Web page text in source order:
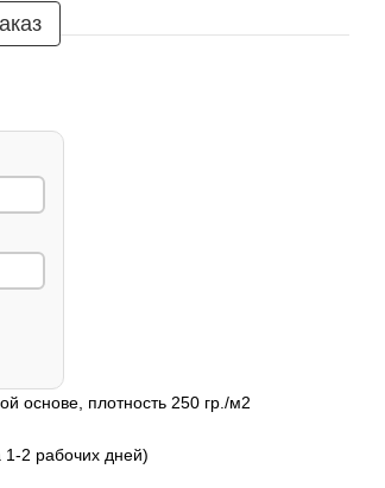
основе, плотность 250 гр./м2
1-2 рабочих дней)